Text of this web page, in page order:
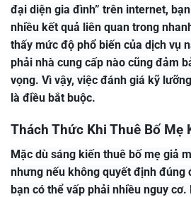
đại diện gia đình” trên internet,
nhiều kết quả liên quan trong
thấy mức độ phổ biến của dịch vụ
phải nhà cung cấp nào cũng đảm
vọng. Vì vậy, việc đánh giá kỹ
là điều bắt buộc.
Thách Thức Khi Thuê Bố Mẹ
Mặc dù sáng kiến thuê bố mẹ giả
nhưng nếu không quyết định đúng
bạn có thể vấp phải nhiều nguy